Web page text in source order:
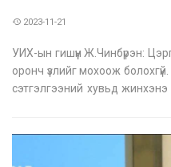
2023-11-21
УИХ-ын гишүүн Ж.Чинбүрэн:
оронч үзлийг мохоож
сэтгэлгээний хувьд